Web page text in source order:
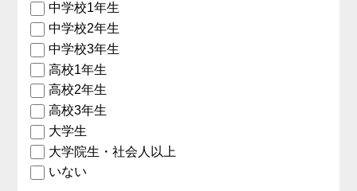
中学校1年生
中学校2年生
中学校3年生
高校1年生
高校2年生
高校3年生
大学生
大学院生・社会人以上
いない